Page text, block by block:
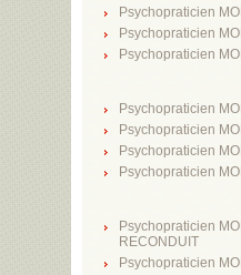
Psychopraticien
Psychopraticien
Psychopraticien
Psychopraticien
Psychopraticien
Psychopraticien
Psychopraticien
Psychopraticien
RECONDUIT
Psychopraticien